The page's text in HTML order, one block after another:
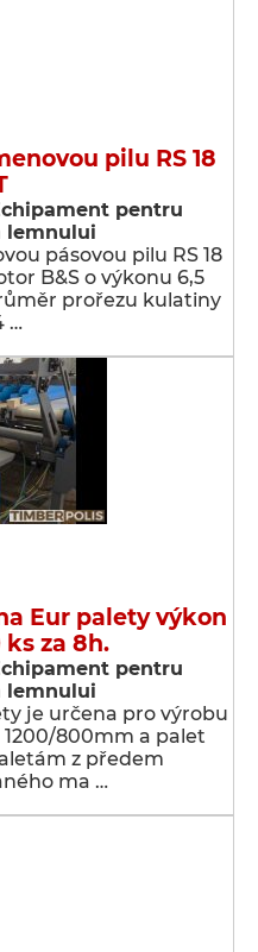
pilu RS 18
pentru
lemnului
pásovou pilu RS 18
B&S o výkonu 6,5
prořezu kulatiny
…
Eur palety výkon
ks za 8h.
pentru
lemnului
je určena pro výrobu
800mm a palet
z předem
ma …